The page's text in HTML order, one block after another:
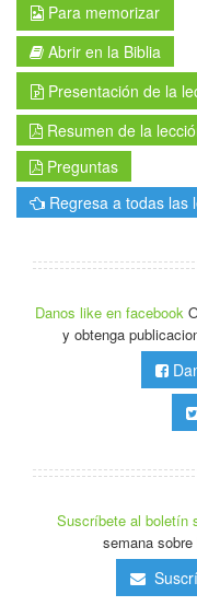
Para memorizar
Abrir en la Biblia
Presentación de la
Resumen de la
Preguntas
Regresa a todas las
Danos like en facebook
y obtenga
Suscríbete al boletín
semana